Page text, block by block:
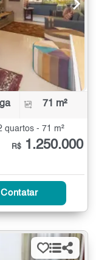
71 m²
quartos - 71 m²
R$ 1.250.000
Contatar